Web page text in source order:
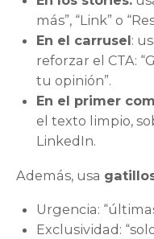
más”, “Link” o
En el carrusel:
reforzar el CTA:
tu opinión”.
En el primer
el texto limpio,
LinkedIn.
Además, usa
Urgencia:
Exclusividad: